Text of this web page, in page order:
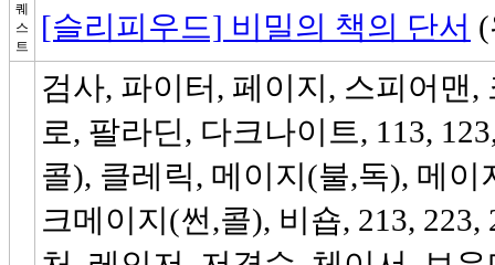
퀘
스
트
[슬리피우드] 비밀의 책의 단서
검사, 파이터, 페이지, 스피어맨
로, 팔라딘, 다크나이트, 113,
콜), 클레릭, 메이지(불,독), 메
크메이지(썬,콜), 비숍, 213,